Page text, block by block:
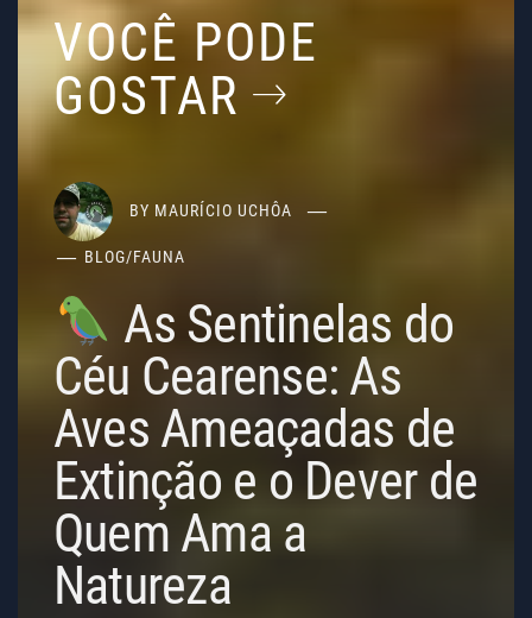
VOCÊ PODE
GOSTAR
BY MAURÍCIO UCHÔA
BLOG/FAUNA
As Sentinelas do
Céu Cearense: As
Aves Ameaçadas de
Extinção e o Dever de
Quem Ama a
Natureza